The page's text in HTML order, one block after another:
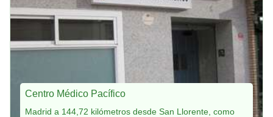
Centro Médico Pacífico
Madrid a 144,72 kilómetros desde San Llorente, como